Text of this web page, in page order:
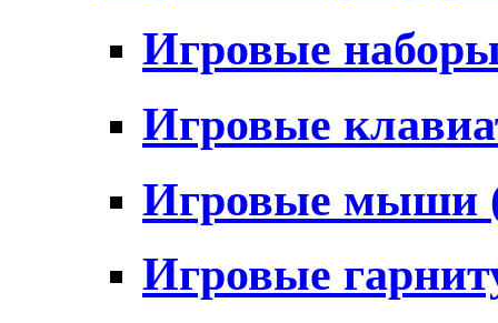
Игровые
Игровые
Игровые мыши
Игровые